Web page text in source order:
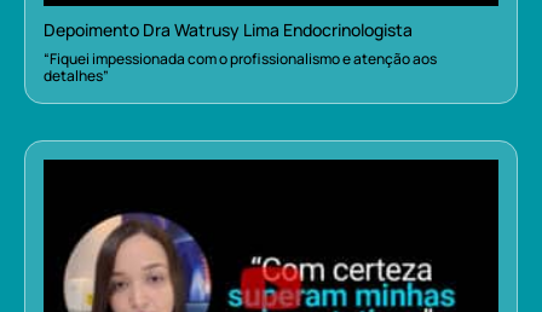
Depoimento Dra Watrusy Lima Endocrinologista
“Fiquei impessionada com o profissionalismo e atenção aos
detalhes”